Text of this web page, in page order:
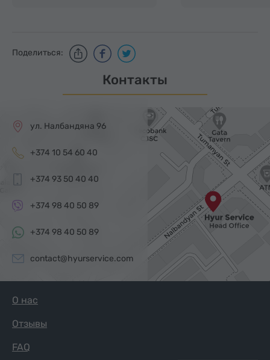
Поделиться:
Контакты
ул. Налбандяна 96
+374 10 54 60 40
+374 93 50 40 40
+374 98 40 50 89
+374 98 40 50 89
contact@hyurservice.com
О нас
Отзывы
FAQ